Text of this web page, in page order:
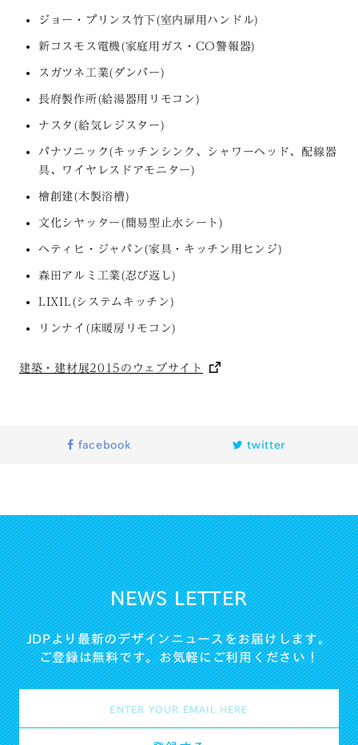
ジョー・プリンス竹下(室内扉用ハンドル)
新コスモス電機(家庭用ガス・CO警報器)
スガツネ工業(ダンパー)
長府製作所(給湯器用リモコン)
ナスタ(給気レジスター)
パナソニック(キッチンシンク、シャワーヘッド、配線器
具、ワイヤレスドアモニター)
檜創建(木製浴槽)
文化シヤッター(簡易型止水シート)
ヘティヒ・ジャパン(家具・キッチン用ヒンジ)
森田アルミ工業(忍び返し)
LIXIL(システムキッチン)
リンナイ(床暖房リモコン)
建築・建材展2015のウェブサイト
facebook twitter
NEWS LETTER
JDPより最新のデザインニュースをお届けします。
ご登録は無料です。お気軽にご利用ください！